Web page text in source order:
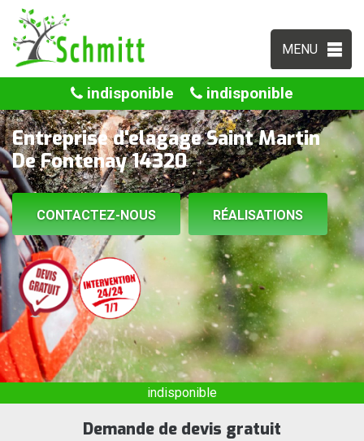
MENU
indisponible indisponible
Entreprise d'elagage Saint Martin
De Fontenay 14320
CONTACTEZ-NOUS RÉALISATIONS
indisponible
Demande de devis gratuit